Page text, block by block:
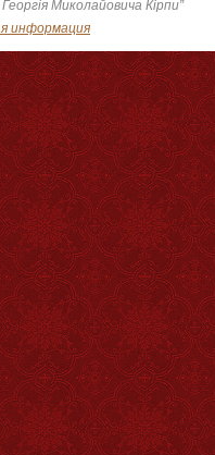
Миколайовича Кірпи”
информация